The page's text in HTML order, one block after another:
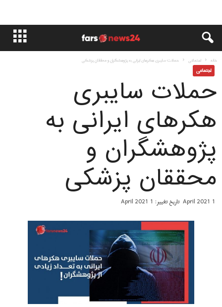
خانه اجتماعی حملات سایبری هکرهای ایرانی به پژوهشگران و محققان پزشکی
اجتماعی
حملات سایبری
هکرهای ایرانی به
پژوهشگران و
محققان پزشکی
1 April 2021 تاریخ تغییر: 1 April 2021